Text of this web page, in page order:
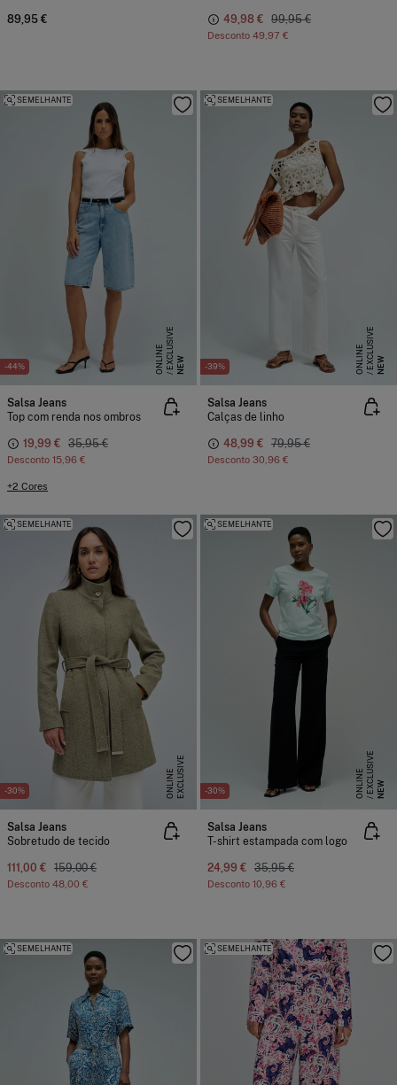
89,95 € 49,98 € 99,95 €
Desconto 49,97 €
-44% NEW
E
X
C
L
US
I
V
E
O
N
L
I
N
E
SEMELHANTE
Salsa Jeans
Top com renda nos ombros
19,99 € 35,95 €
Desconto 15,96 €
+2 Cores
-39% NEW
E
X
C
L
US
I
V
E
O
N
L
I
N
E
SEMELHANTE
Salsa Jeans
Calças de linho
48,99 € 79,95 €
Desconto 30,96 €
-30% E
X
C
L
U
SI
V
E
O
N
L
I
N
E
SEMELHANTE
Salsa Jeans
Sobretudo de tecido
111,00 € 159,00 €
Desconto 48,00 €
-30% NEW
E
X
C
L
US
I
V
E
O
N
L
I
N
E
SEMELHANTE
Salsa Jeans
T-shirt estampada com logo
24,99 € 35,95 €
Desconto 10,96 €
SEMELHANTE SEMELHANTE